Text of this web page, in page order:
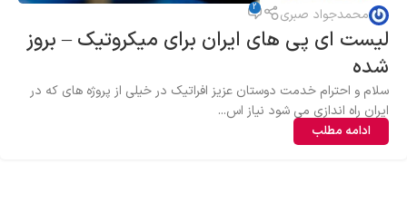
محمدجواد صبری 2
لیست ای پی های ایران برای میکروتیک – بروز
شده
سلام و احترام خدمت دوستان عزیز افراتیک در خیلی از پروژه های که در
ایران راه اندازی می شود نیاز اس...
ادامه مطلب